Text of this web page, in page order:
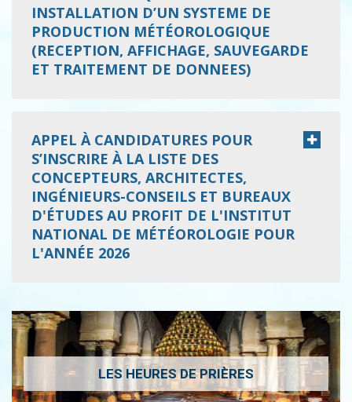
INSTALLATION D’UN SYSTEME DE
PRODUCTION MÉTÉOROLOGIQUE
(RECEPTION, AFFICHAGE, SAUVEGARDE
ET TRAITEMENT DE DONNEES)
APPEL À CANDIDATURES POUR
S’INSCRIRE À LA LISTE DES
CONCEPTEURS, ARCHITECTES,
INGÉNIEURS-CONSEILS ET BUREAUX
D'ÉTUDES AU PROFIT DE L'INSTITUT
NATIONAL DE MÉTÉOROLOGIE POUR
L'ANNÉE 2026
LES HEURES DE PRIÈRES